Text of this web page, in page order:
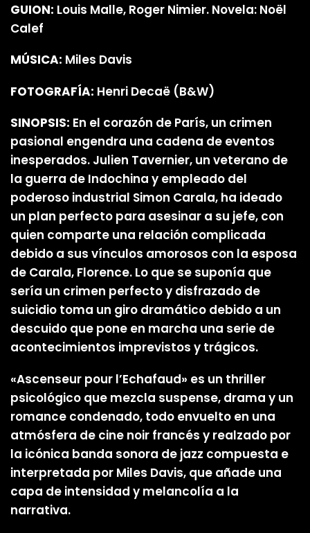
GUION: Louis Malle, Roger Nimier. Novela: Noël
Calef
MÚSICA: Miles Davis
FOTOGRAFÍA: Henri Decaë (B&W)
SINOPSIS: En el corazón de París, un crimen
pasional engendra una cadena de eventos
inesperados. Julien Tavernier, un veterano de
la guerra de Indochina y empleado del
poderoso industrial Simon Carala, ha ideado
un plan perfecto para asesinar a su jefe, con
quien comparte una relación complicada
debido a sus vínculos amorosos con la esposa
de Carala, Florence. Lo que se suponía que
sería un crimen perfecto y disfrazado de
suicidio toma un giro dramático debido a un
descuido que pone en marcha una serie de
acontecimientos imprevistos y trágicos.
«Ascenseur pour l’Echafaud» es un thriller
psicológico que mezcla suspense, drama y un
romance condenado, todo envuelto en una
atmósfera de cine noir francés y realzado por
la icónica banda sonora de jazz compuesta e
interpretada por Miles Davis, que añade una
capa de intensidad y melancolía a la
narrativa.